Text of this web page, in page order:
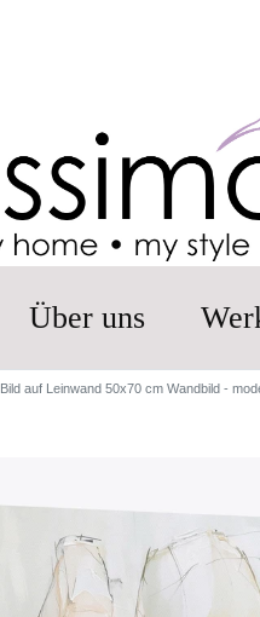
Über uns
Bild auf Leinwand 50x70 cm Wandbild -